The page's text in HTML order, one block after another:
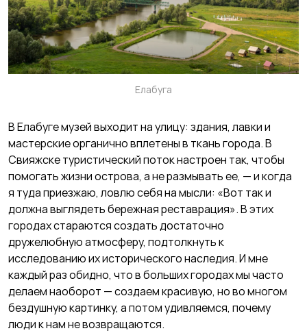
Елабуга
В Елабуге музей выходит на улицу: здания, лавки и
мастерские органично вплетены в ткань города. В
Свияжске туристический поток настроен так, чтобы
помогать жизни острова, а не размывать ее, — и когда
я туда приезжаю, ловлю себя на мысли: «Вот так и
должна выглядеть бережная реставрация». В этих
городах стараются создать достаточно
дружелюбную атмосферу, подтолкнуть к
исследованию их исторического наследия. И мне
каждый раз обидно, что в больших городах мы часто
делаем наоборот — создаем красивую, но во многом
бездушную картинку, а потом удивляемся, почему
люди к нам не возвращаются.